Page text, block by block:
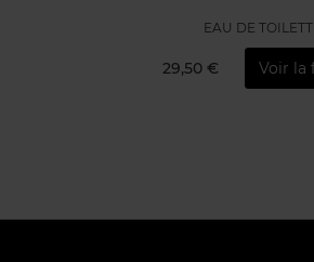
EAU DE
29,50 € Voir la